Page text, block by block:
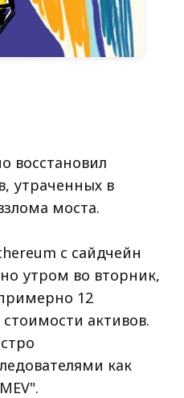
восстановил
утраченных в
моста.
с сайдчейн
утром во вторник,
12
активов.
как